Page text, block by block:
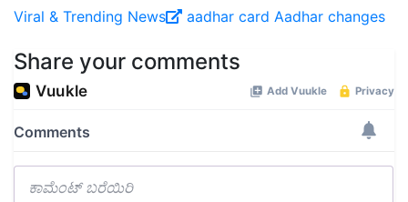
Viral ‍& Trending News aadhar card Aadhar changes
Share your comments